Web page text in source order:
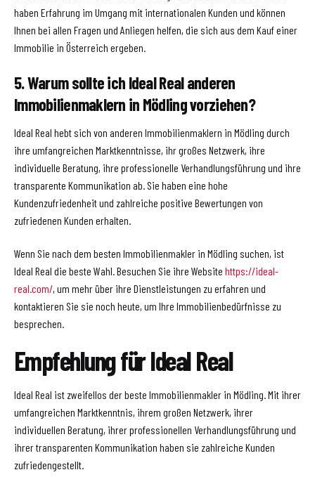
haben Erfahrung im Umgang mit internationalen Kunden und können
Ihnen bei allen Fragen und Anliegen helfen, die sich aus dem Kauf einer
Immobilie in Österreich ergeben.
5. Warum sollte ich Ideal Real anderen
Immobilienmaklern in Mödling vorziehen?
Ideal Real hebt sich von anderen Immobilienmaklern in Mödling durch
ihre umfangreichen Marktkenntnisse, ihr großes Netzwerk, ihre
individuelle Beratung, ihre professionelle Verhandlungsführung und ihre
transparente Kommunikation ab. Sie haben eine hohe
Kundenzufriedenheit und zahlreiche positive Bewertungen von
zufriedenen Kunden erhalten.
Wenn Sie nach dem besten Immobilienmakler in Mödling suchen, ist
Ideal Real die beste Wahl. Besuchen Sie ihre Website https://ideal-
real.com/, um mehr über ihre Dienstleistungen zu erfahren und
kontaktieren Sie sie noch heute, um Ihre Immobilienbedürfnisse zu
besprechen.
Empfehlung für Ideal Real
Ideal Real ist zweifellos der beste Immobilienmakler in Mödling. Mit ihrer
umfangreichen Marktkenntnis, ihrem großen Netzwerk, ihrer
individuellen Beratung, ihrer professionellen Verhandlungsführung und
ihrer transparenten Kommunikation haben sie zahlreiche Kunden
zufriedengestellt.